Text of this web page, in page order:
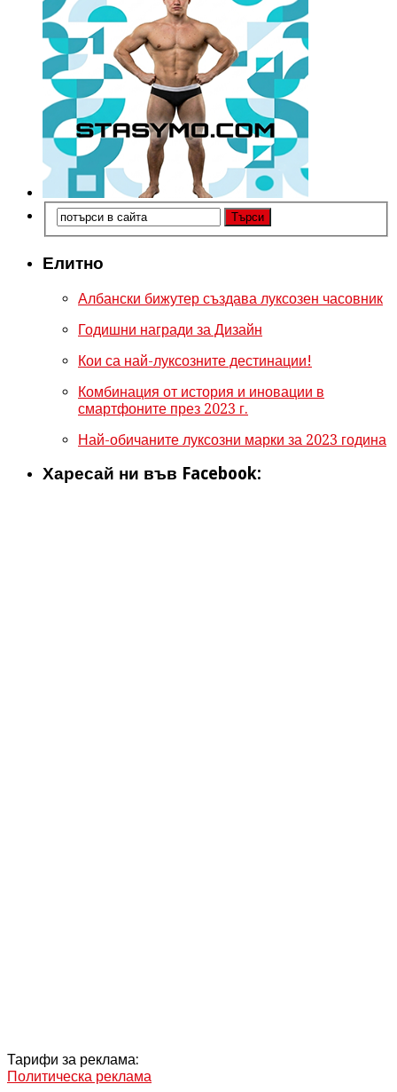
Елитно
Албански бижутер създава луксозен часовник
Годишни награди за Дизайн
Кои са най-луксозните дестинации!
Комбинация от история и иновации в
смартфоните през 2023 г.
Най-обичаните луксозни марки за 2023 година
Харесай ни във Facebook:
Тарифи за реклама:
Политическа реклама